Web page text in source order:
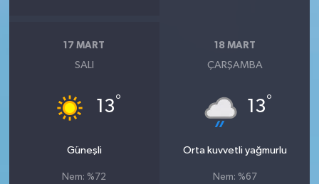
17 MART
SALI
13°
Güneşli
Nem: %72
18 MART
ÇARŞAMBA
13°
Orta kuvvetli yağmurlu
Nem: %67